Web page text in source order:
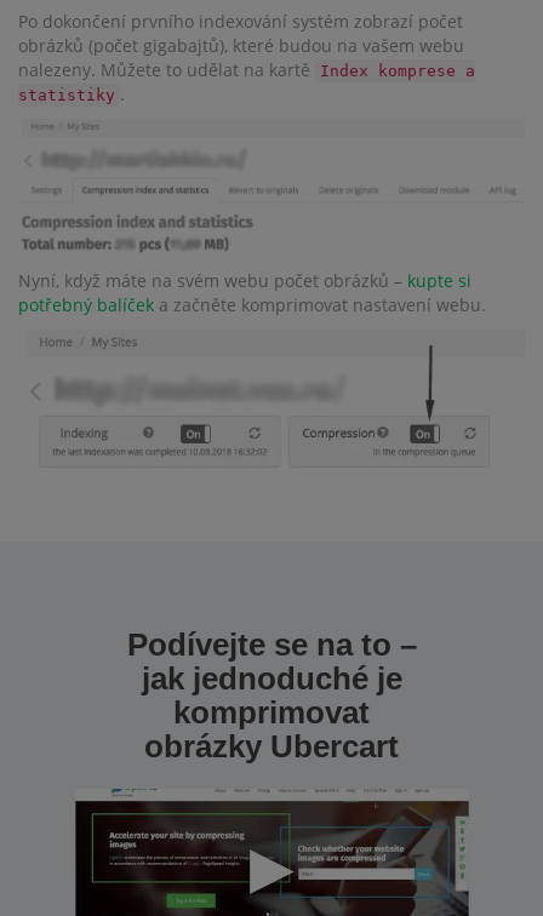
Po dokončení prvního indexování systém zobrazí počet
obrázků (počet gigabajtů), které budou na vašem webu
nalezeny. Můžete to udělat na kartě
Index komprese a
statistiky .
Nyní, když máte na svém webu počet obrázků – kupte si
potřebný balíček a začněte komprimovat nastavení webu.
Podívejte se na to –
jak jednoduché je
komprimovat
obrázky Ubercart